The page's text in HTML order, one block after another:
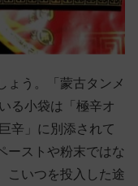
ょう。「蒙古タンメ
る小袋は「極辛オ
辛」に別添されて
ーストや粉末ではな
こいつを投入した途